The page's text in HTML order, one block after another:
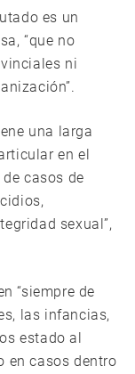
es un
“que no
ni
una larga
en el
casos de
sexual”,
“siempre de
las infancias,
estado al
en casos dentro